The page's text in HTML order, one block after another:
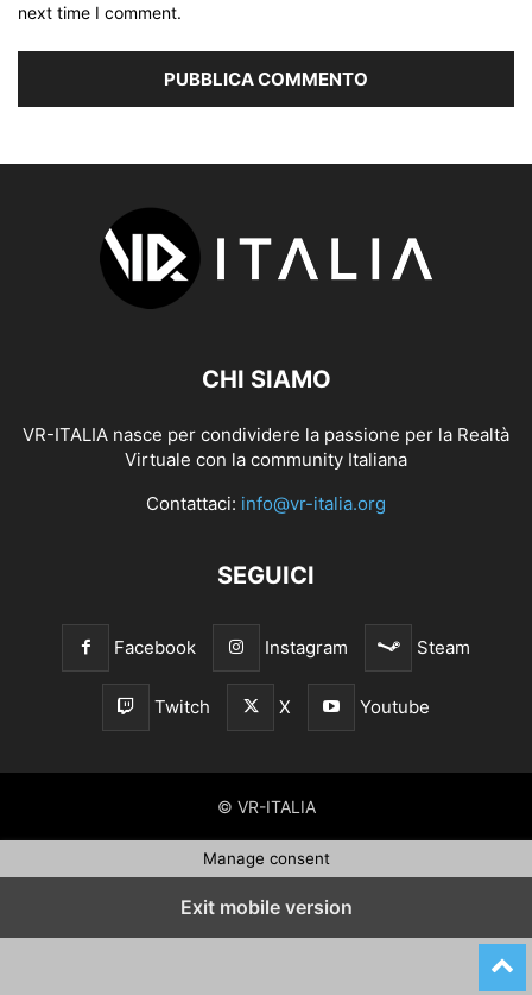
next time I comment.
CHI SIAMO
VR-ITALIA nasce per condividere la passione per la Realtà
Virtuale con la community Italiana
Contattaci: info@vr-italia.org
SEGUICI
Facebook Instagram Steam
Twitch X Youtube
© VR-ITALIA
Manage consent
Exit mobile version